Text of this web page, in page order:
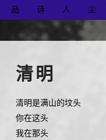
品 诗 人 尘
清明
清明是满山的坟头
你在这头
我在那头